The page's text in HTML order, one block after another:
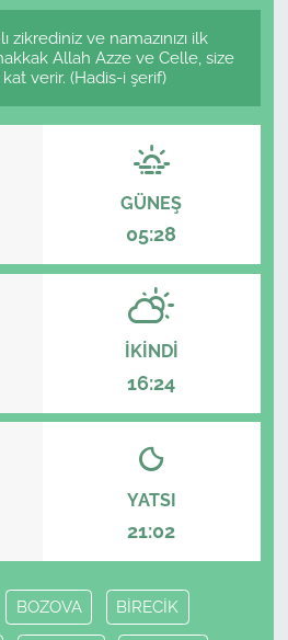
zikrediniz ve namazınızı ilk
Allah Azze ve Celle, size
verir. (Hadis-i şerif)
GÜNEŞ
05:28
İKINDI
16:24
YATSI
21:02
BOZOVA BİRECİK